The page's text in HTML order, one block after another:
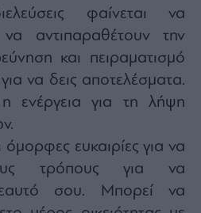
φαίνεται να
αντιπαραθέτουν την
και πειραματισμό
να δεις αποτελέσματα.
η ενέργεια για τη λήψη
ευκαιρίες για να
τρόπους για να
σου. Μπορεί να